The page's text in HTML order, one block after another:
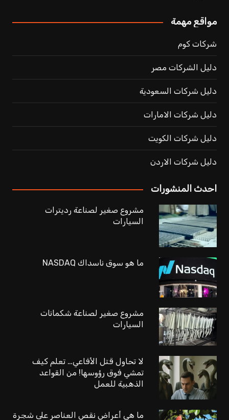
مواقع مهمة
شركات كوم
دليل الشركات مصر
دليل شركات السعودية
دليل شركات الامارات
دليل شركات الكويت
دليل شركات الاردن
احدث المنشورات
مشروع صغير لصناعة رديترات
السيارات
ما هو سوق ناسداك NASDAQ
مشروع صغير لصناعة شكمانات
السيارات
لا تحاول قتل الأفاعي… تعلم كيف
تمشي فوق رؤوسها! من القواعد
الذهبية للعمل
ما هي أعراض نقص العناصر على شجرة